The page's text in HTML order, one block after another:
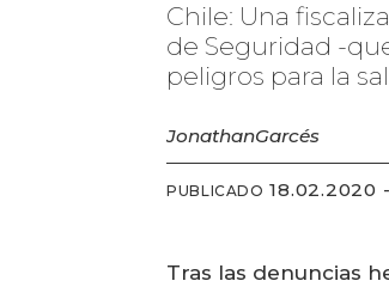
Chile: Una
de Seguridad -
peligros para la
JonathanGarcés
PUBLICADO 18.02.2020
Tras las denuncias